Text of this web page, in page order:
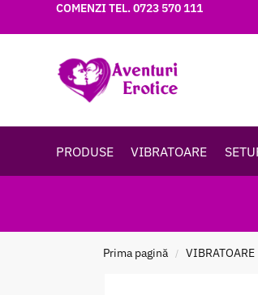
COMENZI TEL.0723 570 111
PRODUSE VIBRATOARE
Prima pagină / VIBRATOARE